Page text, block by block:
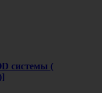
системы (